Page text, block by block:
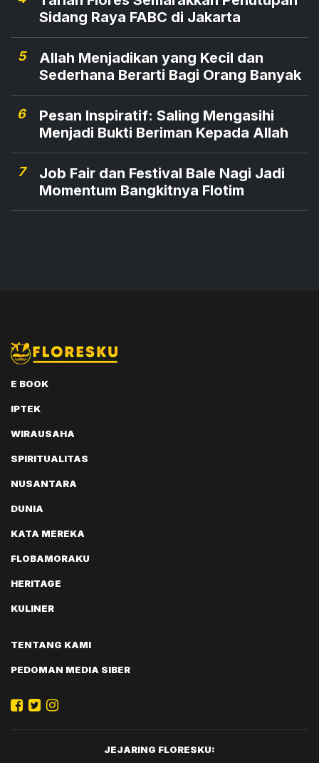
Sidang Raya FABC di Jakarta
5
Allah Menjadikan yang Kecil dan
Sederhana Berarti Bagi Orang Banyak
6
Pesan Inspiratif: Saling Mengasihi
Menjadi Bukti Beriman Kepada Allah
7
Job Fair dan Festival Bale Nagi Jadi
Momentum Bangkitnya Flotim
E BOOK
IPTEK
WIRAUSAHA
SPIRITUALITAS
NUSANTARA
DUNIA
KATA MEREKA
FLOBAMORAKU
HERITAGE
KULINER
TENTANG KAMI
PEDOMAN MEDIA SIBER
JEJARING FLORESKU: